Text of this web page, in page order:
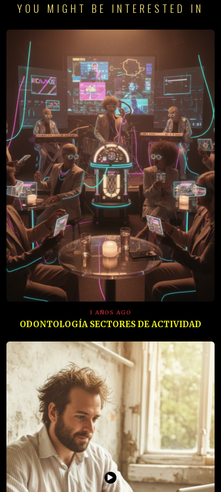
YOU MIGHT BE INTERESTED IN
3 AÑOS AGO
ODONTOLOGÍA SECTORES DE ACTIVIDAD